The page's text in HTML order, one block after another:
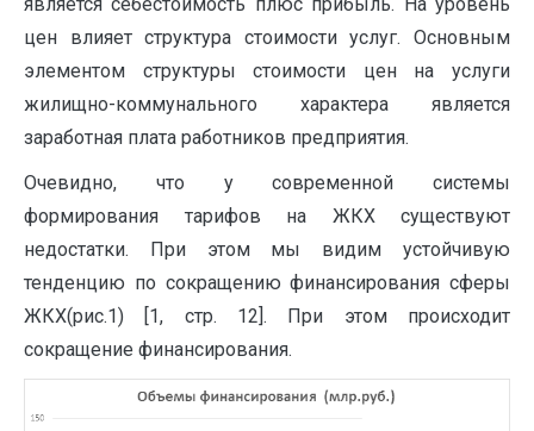
цен влияет структура стоимости услуг. Основным
элементом структуры стоимости цен на услуги
жилищно-коммунального характера является
заработная плата работников предприятия.
Очевидно, что у современной системы
формирования тарифов на ЖКХ существуют
недостатки. При этом мы видим устойчивую
тенденцию по сокращению финансирования сферы
ЖКХ(рис.1) [1, стр. 12]. При этом происходит
сокращение финансирования.